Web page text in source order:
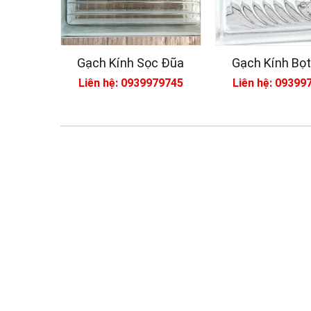
Gạch Kính Sọc Đũa
Liên hệ: 0939979745
Gạch Kính
Liên hệ: